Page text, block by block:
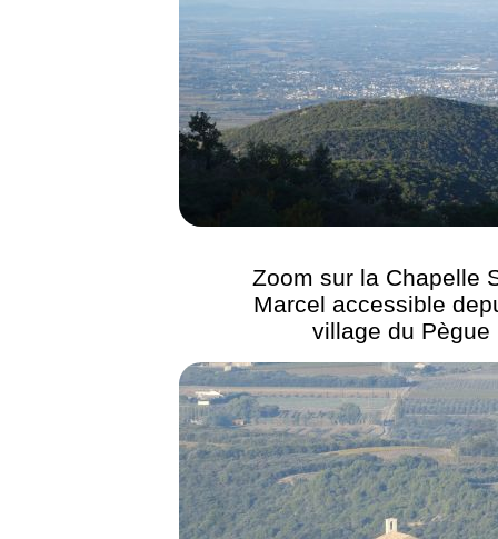
Zoom sur la Chapelle
Marcel accessible
village du Pègue